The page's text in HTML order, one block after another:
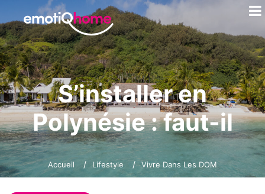
S’installer en
Polynésie : faut-il
choisir Tahiti, ou bien
une autre île ?
Accueil Lifestyle Vivre Dans Les DOM